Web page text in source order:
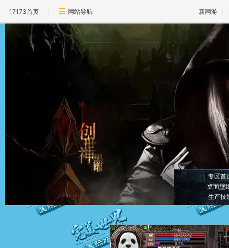
17173首页 网站导航 新网游
专区首
桌面壁
生产技